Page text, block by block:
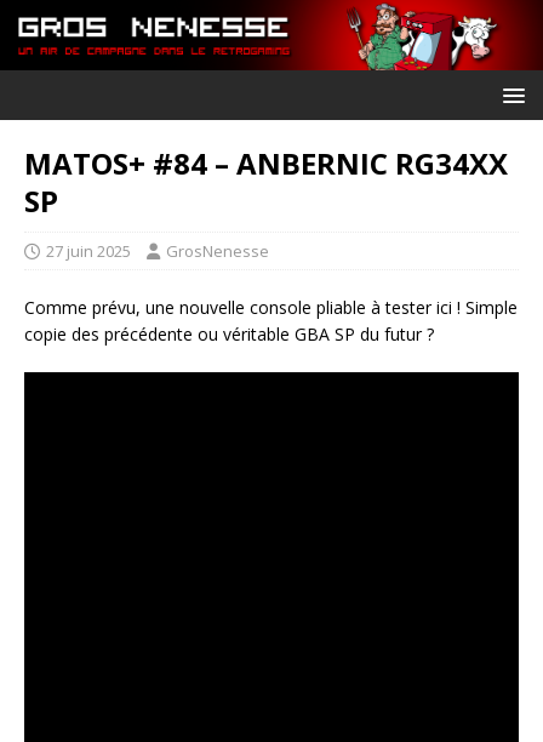
MATOS+ #84 – ANBERNIC RG34XX
SP
27 juin 2025 GrosNenesse
Comme prévu, une nouvelle console pliable à tester ici ! Simple
copie des précédente ou véritable GBA SP du futur ?